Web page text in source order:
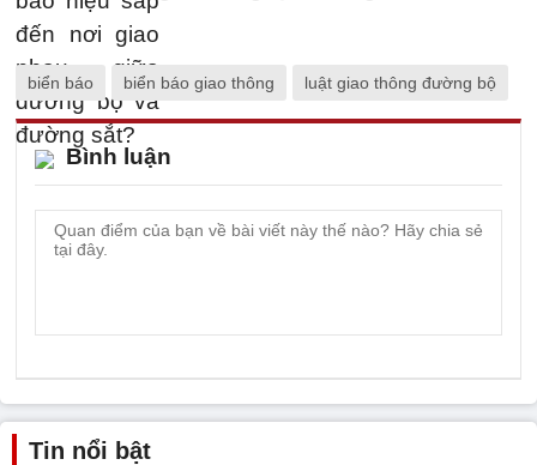
biển báo biển báo giao thông luật giao thông đường bộ
Bình luận
Tin nổi bật